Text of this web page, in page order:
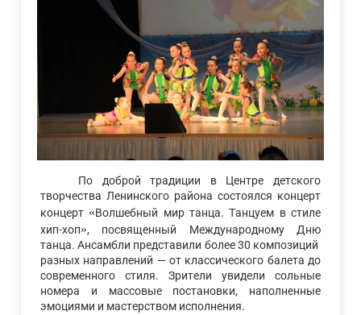
По доброй традиции в Центре детского
творчества Ленинского района состоялся концерт
концерт «Волшебный мир танца. Танцуем в стиле
хип-хоп», посвященный Международному Дню
танца. Ансамбли представили более 30 композиций
разных направлений — от классического балета до
современного стиля. Зрители увидели сольные
номера и массовые постановки, наполненные
эмоциями и мастерством исполнения.